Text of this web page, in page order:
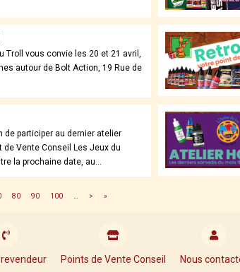
Troll vous convie les 20 et 21 avril,
autour de Bolt Action, 19 Rue de
de participer au dernier atelier
de Vente Conseil Les Jeux du
la prochaine date, au...
80 90 100 > »
revendeur Points de Vente Conseil Nous